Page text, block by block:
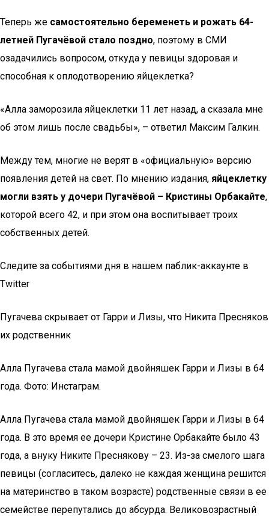
Теперь же самостоятельно беременеть и рожать 64-
летней Пугачёвой стало поздно, поэтому в СМИ
озадачились вопросом, откуда у певицы здоровая и
способная к оплодотворению яйцеклетка?
«Алла заморозила яйцеклетки 11 лет назад, а сказала мне
об этом лишь после свадьбы», – ответил Максим Галкин.
Между тем, многие не верят в «официальную» версию
появления детей на свет. По мнению издания, яйцеклетку
могли взять у дочери Пугачёвой – Кристины Орбакайте,
которой всего 42, и при этом она воспитывает троих
собственных детей.
Следите за событиями дня в нашем паблик-аккаунте в
Twitter
Пугачева скрывает от Гарри и Лизы, что Никита Пресняков
их родственник
Алла Пугачева стала мамой двойняшек Гарри и Лизы в 64
года. Фото: Инстаграм.
Алла Пугачева стала мамой двойняшек Гарри и Лизы в 64
года. В это время ее дочери Кристине Орбакайте было 43
года, а внуку Никите Преснякову – 23. Из-за смелого шага
певицы (согласитесь, далеко не каждая женщина решится
на материнство в таком возрасте) родственные связи в ее
семействе перепутались до абсурда. Великовозрастный